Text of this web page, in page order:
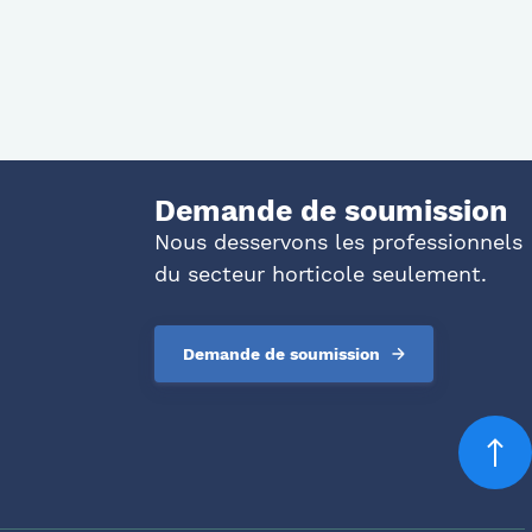
Demande de soumission
Nous desservons les professionnels
du secteur horticole seulement.
Demande de soumission